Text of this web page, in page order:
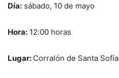
Día: sábado, 10 de mayo
Hora: 12:00 horas
Lugar: Corralón de Santa Sofía